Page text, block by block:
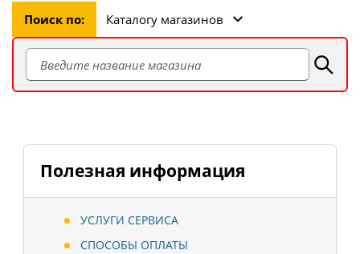
Поиск по: Каталогу магазинов
Полезная информация
УСЛУГИ СЕРВИСА
СПОСОБЫ ОПЛАТЫ